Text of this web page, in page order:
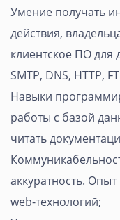
Умение получать
действия,
клиентское ПО для
SMTP, DNS, HTTP,
Навыки
работы с базой
читать
аккуратность.
web-технологий;